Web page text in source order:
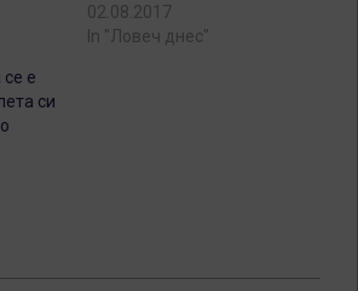
02.08.2017
In "Ловеч днес"
е
си